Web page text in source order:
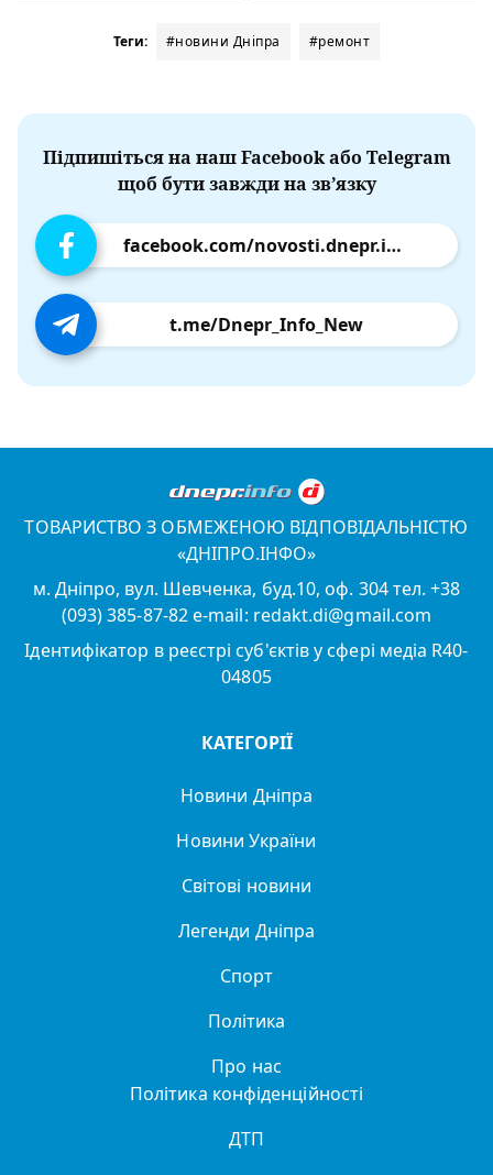
Теги: #новини Дніпра #ремонт
Підпишіться на наш Facebook або Telegram
щоб бути завжди на зв’язку
facebook.com/novosti.dnepr.info
t.me/Dnepr_Info_New
ТОВАРИСТВО З ОБМЕЖЕНОЮ ВІДПОВІДАЛЬНІСТЮ
«ДНІПРО.ІНФО»
м. Дніпро, вул. Шевченка, буд.10, оф. 304 тел. +38
(093) 385-87-82 e-mail: redakt.di@gmail.com
Ідентифікатор в реєстрі суб'єктів у сфері медіа R40-
04805
КАТЕГОРІЇ
Новини Дніпра
Новини України
Світові новини
Легенди Дніпра
Спорт
Політика
Про нас
Політика конфіденційності
ДТП